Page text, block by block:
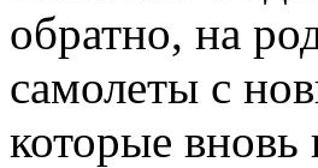
обратно, на
самолеты с
которые вновь